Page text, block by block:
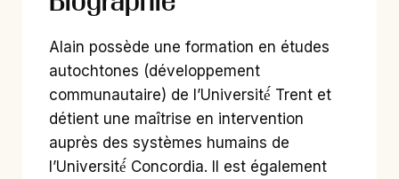
Alain possède une formation en études
autochtones (développement
communautaire) de l’Université́ Trent et
détient une maîtrise en intervention
auprès des systèmes humains de
l’Université́ Concordia. Il est également